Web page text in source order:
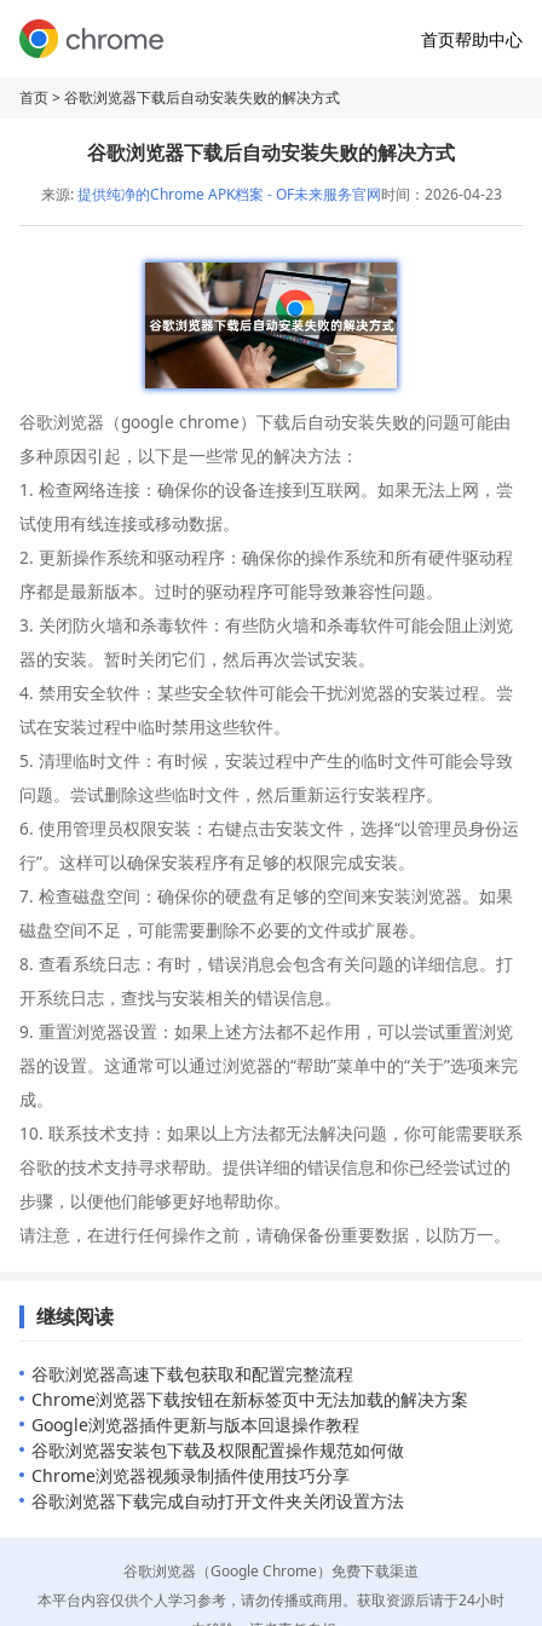
首页帮助中心
首页> 谷歌浏览器下载后自动安装失败的解决方式
谷歌浏览器下载后自动安装失败的解决方式
来源:提供纯净的Chrome APK档案 - OF未来服务官网时间：2026-04-23
谷歌浏览器（google chrome）下载后自动安装失败的问题可能由
多种原因引起，以下是一些常见的解决方法：
1. 检查网络连接：确保你的设备连接到互联网。如果无法上网，尝
试使用有线连接或移动数据。
2. 更新操作系统和驱动程序：确保你的操作系统和所有硬件驱动程
序都是最新版本。过时的驱动程序可能导致兼容性问题。
3. 关闭防火墙和杀毒软件：有些防火墙和杀毒软件可能会阻止浏览
器的安装。暂时关闭它们，然后再次尝试安装。
4. 禁用安全软件：某些安全软件可能会干扰浏览器的安装过程。尝
试在安装过程中临时禁用这些软件。
5. 清理临时文件：有时候，安装过程中产生的临时文件可能会导致
问题。尝试删除这些临时文件，然后重新运行安装程序。
6. 使用管理员权限安装：右键点击安装文件，选择“以管理员身份运
行”。这样可以确保安装程序有足够的权限完成安装。
7. 检查磁盘空间：确保你的硬盘有足够的空间来安装浏览器。如果
磁盘空间不足，可能需要删除不必要的文件或扩展卷。
8. 查看系统日志：有时，错误消息会包含有关问题的详细信息。打
开系统日志，查找与安装相关的错误信息。
9. 重置浏览器设置：如果上述方法都不起作用，可以尝试重置浏览
器的设置。这通常可以通过浏览器的“帮助”菜单中的“关于”选项来完
成。
10. 联系技术支持：如果以上方法都无法解决问题，你可能需要联系
谷歌的技术支持寻求帮助。提供详细的错误信息和你已经尝试过的
步骤，以便他们能够更好地帮助你。
请注意，在进行任何操作之前，请确保备份重要数据，以防万一。
继续阅读
谷歌浏览器高速下载包获取和配置完整流程
Chrome浏览器下载按钮在新标签页中无法加载的解决方案
Google浏览器插件更新与版本回退操作教程
谷歌浏览器安装包下载及权限配置操作规范如何做
Chrome浏览器视频录制插件使用技巧分享
谷歌浏览器下载完成自动打开文件夹关闭设置方法
谷歌浏览器（Google Chrome）免费下载渠道
本平台内容仅供个人学习参考，请勿传播或商用。获取资源后请于24小时